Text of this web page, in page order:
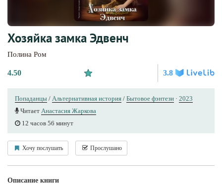
Хозяйка замка Эдвенч
Полина Ром
4.50 3.8
Попаданцы / Альтернативная история / Бытовое фэнтези · 2023
Читает Анастасия Жаркова
12 часов 56 минут
Хочу послушать Прослушано
Описание книги